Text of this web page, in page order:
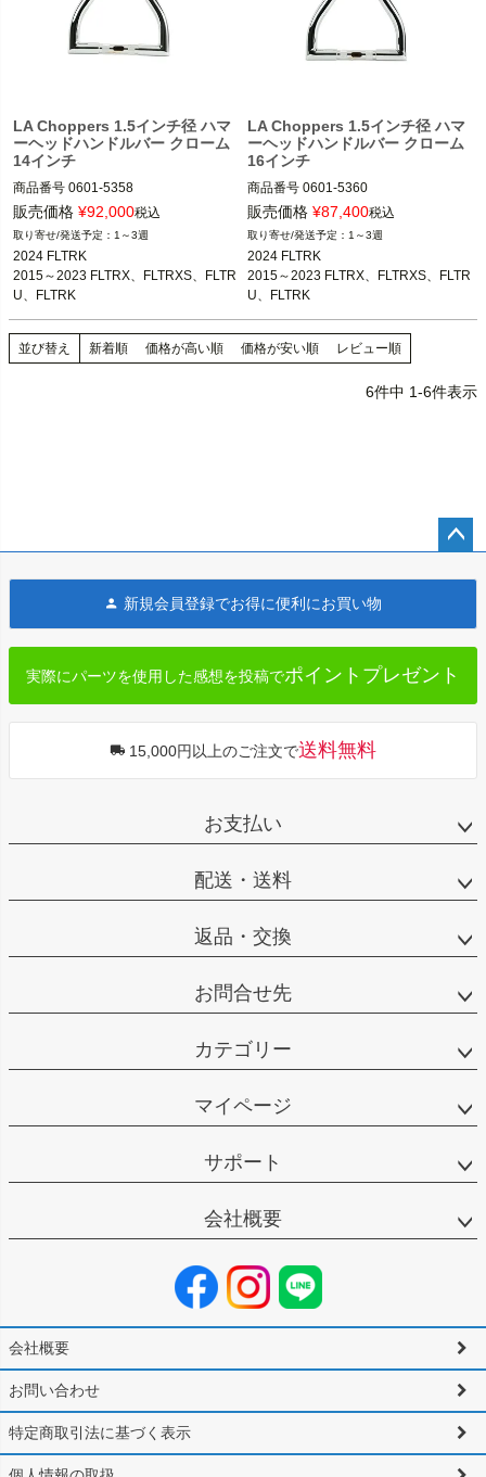
LA Choppers 1.5インチ径 ハマ
ーヘッドハンドルバー クローム
14インチ
商品番号 0601-5358
M型番：LA-7316-14
販売価格 ¥92,000税込
1～3週
2024 FLTRK
2015～2023 FLTRX、FLTRXS、FLTR
U、FLTRK
LA Choppers 1.5インチ径 ハマ
ーヘッドハンドルバー クローム
16インチ
商品番号 0601-5360
M型番：LA-7316-16
販売価格 ¥87,400税込
1～3週
2024 FLTRK
2015～2023 FLTRX、FLTRXS、FLTR
U、FLTRK
並び替え 新着順 価格が高い順 価格が安い順 レビュー順
6件中 1-6件表示
へ
新規会員登録でお得に便利にお買い物
実際にパーツを使用した感想を投稿でポイントプレゼント
15,000円以上のご注文で送料無料
お支払い
配送・送料
返品・交換
お問合せ先
カテゴリー
マイページ
サポート
会社概要
会社概要
お問い合わせ
特定商取引法に基づく表示